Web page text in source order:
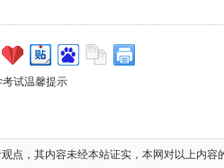
试温馨提示
点，其内容未经本站证实，本网对以上内